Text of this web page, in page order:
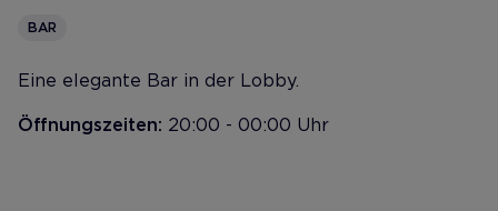
BAR
Eine elegante Bar in der Lobby.
Öffnungszeiten: 20:00 - 00:00 Uhr